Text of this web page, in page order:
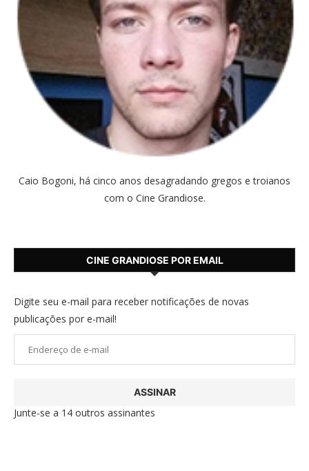
Caio Bogoni, há cinco anos desagradando gregos e troianos
com o Cine Grandiose.
CINE GRANDIOSE POR EMAIL
Digite seu e-mail para receber notificações de novas
publicações por e-mail!
Endereço
ASSINAR
Junte-se a 14 outros assinantes